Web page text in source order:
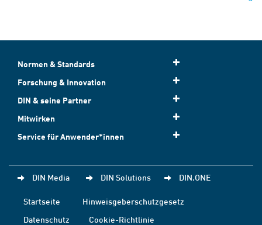
Normen & Standards
Forschung & Innovation
DIN & seine Partner
Mitwirken
Service für Anwender*innen
DIN Media DIN Solutions DIN.ONE
Startseite
Hinweisgeberschutzgesetz
Datenschutz
Cookie-Richtlinie